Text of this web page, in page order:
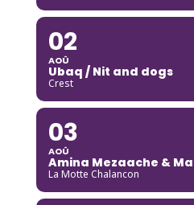
02
AOÛ
Ubaq / Nit and dogs
Crest
03
AOÛ
Amina Mezaache &
La Motte Chalancon